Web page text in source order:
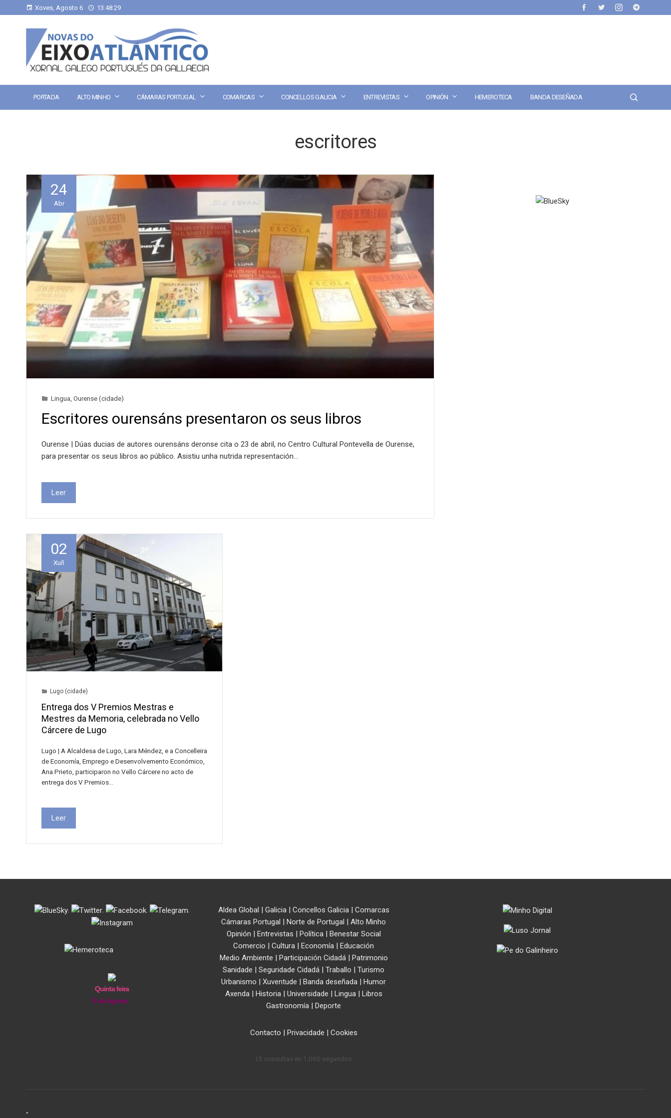
Xoves, Agosto 6 13:48:29
PORTADA ALTO MINHO CÁMARAS PORTUGAL COMARCAS CONCELLOS GALICIA ENTREVISTAS OPINIÓN HEMEROTECA BANDA DESEÑADA
escritores
24
Abr
Lingua Ourense (cidade)
Escritores ourensáns presentaron os seus libros
Ourense | Dúas ducias de autores ourensáns deronse cita o 23 de abril, no Centro Cultural Pontevella de Ourense,
para presentar os seus libros ao público. Asistiu unha nutrida representación…
Leer
02
Xuñ
Lugo (cidade)
Entrega dos V Premios Mestras e
Mestres da Memoria, celebrada no Vello
Cárcere de Lugo
Lugo | A Alcaldesa de Lugo, Lara Méndez, e a Concelleira
de Economía, Emprego e Desenvolvemento Económico,
Ana Prieto, participaron no Vello Cárcere no acto de
entrega dos V Premios…
Leer
. . . .
Quinta feira
6 de Agosto
Aldea Global | Galicia| Concellos Galicia| Comarcas
Cámaras Portugal | Norte de Portugal | Alto Minho
Opinión | Entrevistas | Política| Benestar Social
Comercio | Cultura | Economía | Educación
Medio Ambiente | Participación Cidadá| Patrimonio
Sanidade | Seguridade Cidadá | Traballo | Turismo
Urbanismo | Xuventude | Banda deseñada | Humor
Axenda| Historia| Universidade | Lingua| Libros
Gastronomía | Deporte
Contacto | Privacidade | Cookies
13 consultas en 1,060 segundos.
.